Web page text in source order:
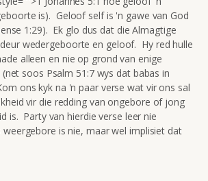
is). Geloof self is 'n gawe van God
1:29). Ek glo dus dat die Almagtige
wedergeboorte en geloof. Hy red hulle
alleen en nie op grond van enige
(net soos Psalm 51:7 wys dat babas in
ons kyk na 'n paar verse wat vir ons sal
vir die redding van ongebore of jong
is. Party van hierdie verse leer nie
weergebore is nie, maar wel implisiet dat